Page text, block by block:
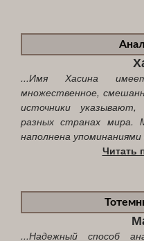
...Имя Хасина
множественное,
источники
разных странах мира.
наполнена упоминаниями
Читать
...Надежный способ